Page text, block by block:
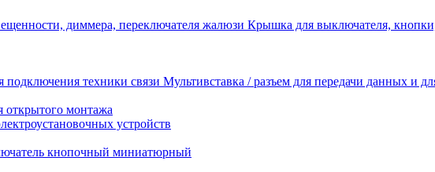
Крышка для выключателя,
Мультивставка / разъем для передачи данных и
открытого монтажа
устройств
кнопочный миниатюрный